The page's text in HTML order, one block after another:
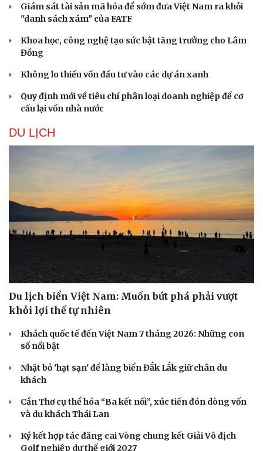
Phòng mạch online
Ăn sạch sống khỏe
Giám sát tài sản mã hóa để sớm đưa Việt Nam ra khỏi
"danh sách xám" của FATF
Khoa học, công nghệ tạo sức bật tăng trưởng cho Lâm
Đồng
Không lo thiếu vốn đầu tư vào các dự án xanh
Quy định mới về tiêu chí phân loại doanh nghiệp để cơ
cấu lại vốn nhà nước
DU LỊCH
Du lịch biển Việt Nam: Muốn bứt phá phải vượt
khỏi lợi thế tự nhiên
Khách quốc tế đến Việt Nam 7 tháng 2026: Những con
số nổi bật
Nhặt bỏ 'hạt sạn' để làng biển Đắk Lắk giữ chân du
khách
Cần Thơ cụ thể hóa “Ba kết nối”, xúc tiến đón dòng vốn
và du khách Thái Lan
Ký kết hợp tác đăng cai Vòng chung kết Giải Vô địch
Golf nghiệp dư thế giới 2027